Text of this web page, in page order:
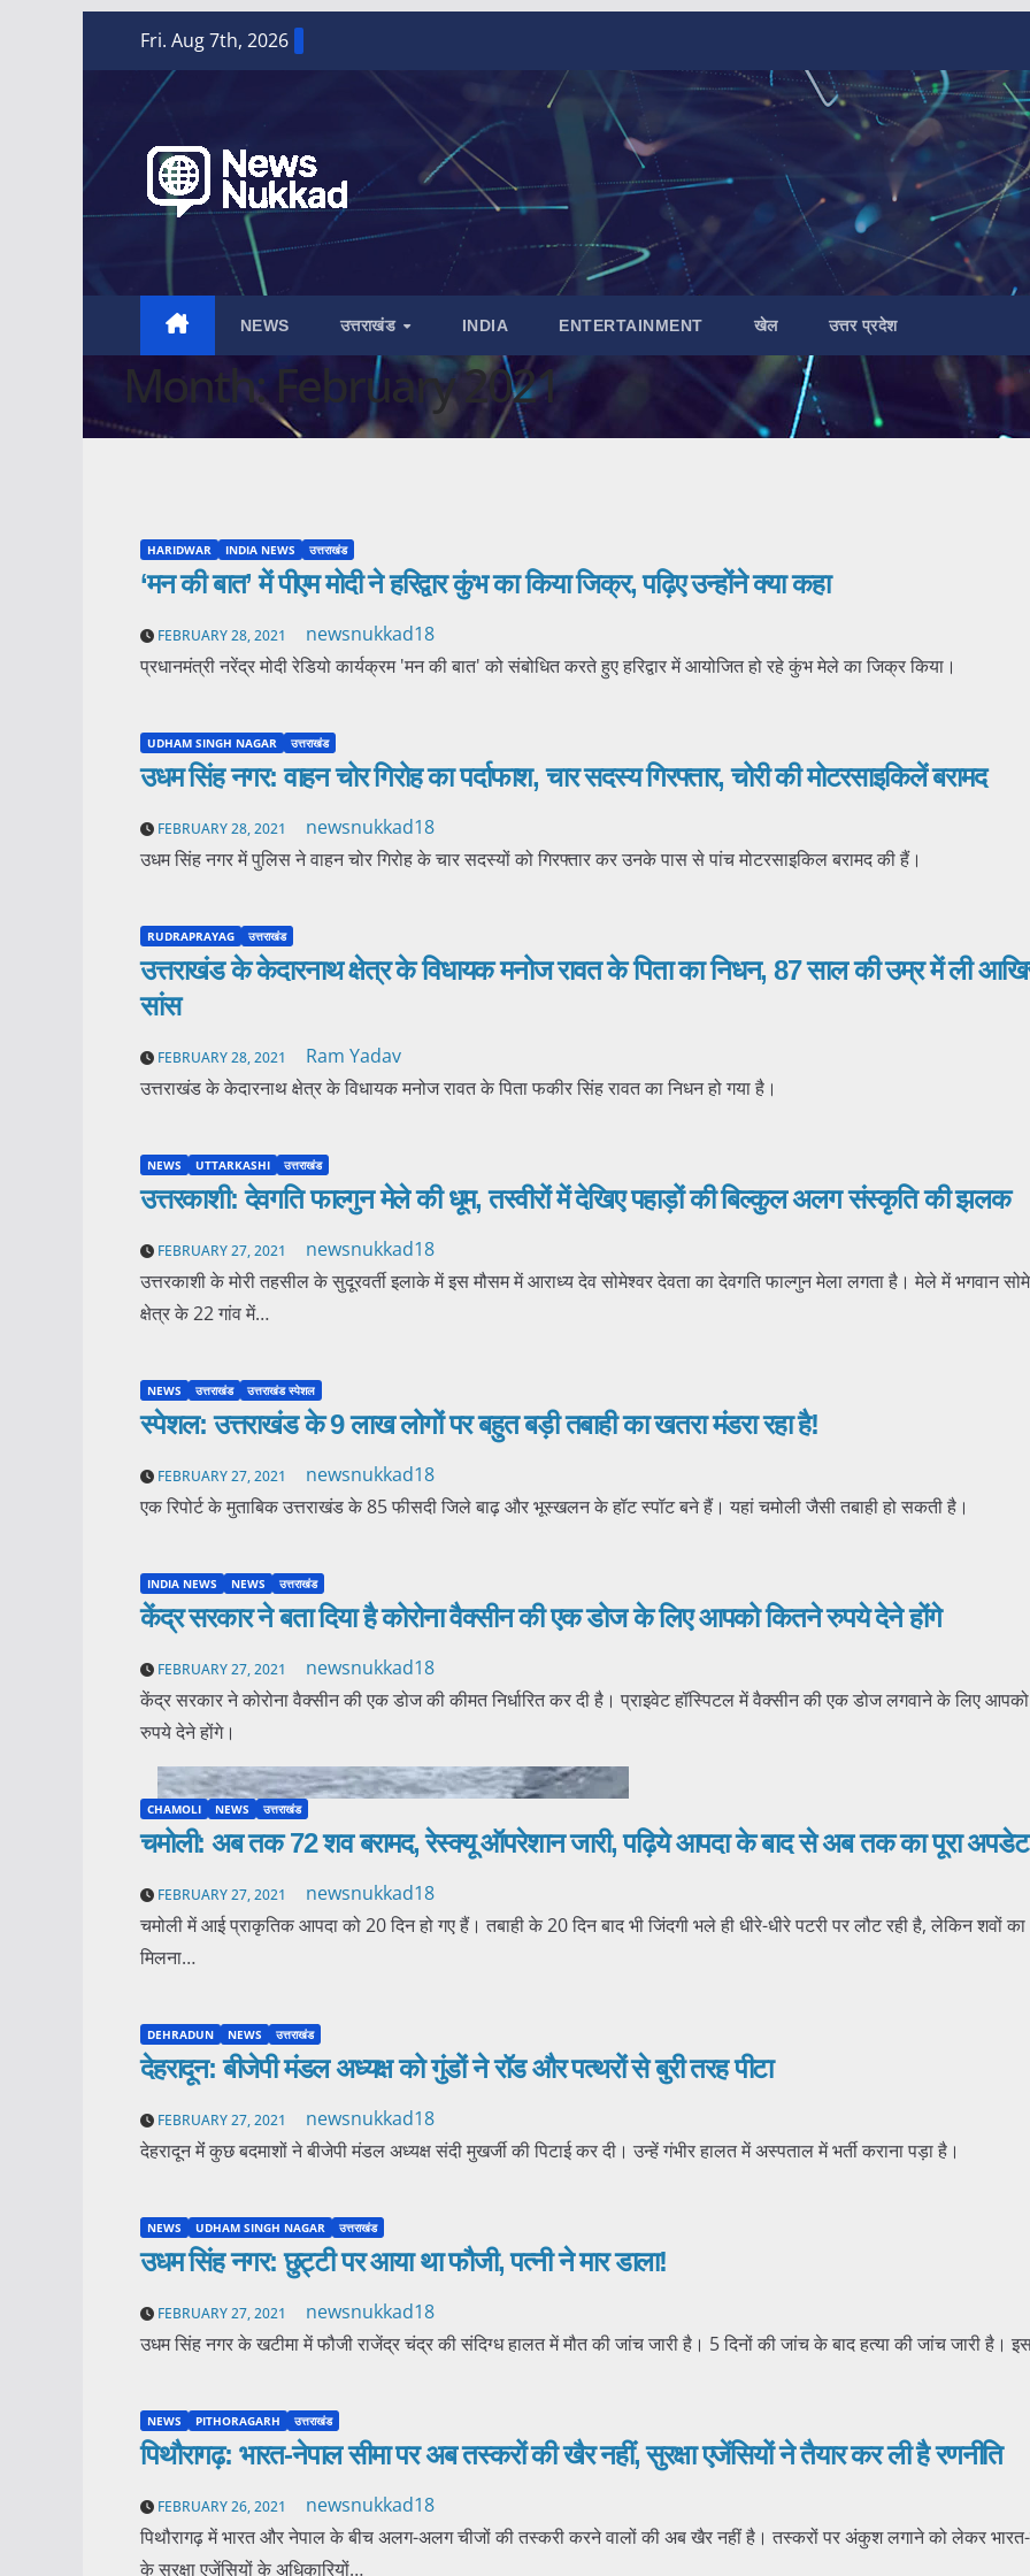
Fri. Aug 7th, 2026
NEWS उत्तराखंड INDIA ENTERTAINMENT खेल उत्तर प्रदेश
Month:February 2021
HARIDWAR INDIA NEWS उत्तराखंड
‘मन की बात’ में पीएम मोदी ने हरिद्वार कुंभ का किया जिक्र, पढ़िए उन्होंने क्या कहा
FEBRUARY 28, 2021
newsnukkad18
प्रधानमंत्री नरेंद्र मोदी रेडियो कार्यक्रम 'मन की बात' को संबोधित करते हुए हरिद्वार में आयोजित हो रहे कुंभ मेले का जिक्र किया।
UDHAM SINGH NAGAR उत्तराखंड
उधम सिंह नगर: वाहन चोर गिरोह का पर्दाफाश, चार सदस्य गिरफ्तार, चोरी की मोटरसाइकिलें बरामद
FEBRUARY 28, 2021
newsnukkad18
उधम सिंह नगर में पुलिस ने वाहन चोर गिरोह के चार सदस्यों को गिरफ्तार कर उनके पास से पांच मोटरसाइकिल बरामद की हैं।
RUDRAPRAYAG उत्तराखंड
उत्तराखंड के केदारनाथ क्षेत्र के विधायक मनोज रावत के पिता का निधन, 87 साल की उम्र में ली
सांस
FEBRUARY 28, 2021
Ram Yadav
उत्तराखंड के केदारनाथ क्षेत्र के विधायक मनोज रावत के पिता फकीर सिंह रावत का निधन हो गया है।
NEWS UTTARKASHI उत्तराखंड
उत्तरकाशी: देवगति फाल्गुन मेले की धूम, तस्वीरों में देखिए पहाड़ों की बिल्कुल अलग संस्कृति की झलक
FEBRUARY 27, 2021
newsnukkad18
उत्तरकाशी के मोरी तहसील के सुदूरवर्ती इलाके में इस मौसम में आराध्य देव सोमेश्वर देवता का देवगति फाल्गुन मेला लगता है। मेले में भगवान
क्षेत्र के 22 गांव में…
NEWS उत्तराखंड उत्तराखंड स्पेशल
स्पेशल: उत्तराखंड के 9 लाख लोगों पर बहुत बड़ी तबाही का खतरा मंडरा रहा है!
FEBRUARY 27, 2021
newsnukkad18
एक रिपोर्ट के मुताबिक उत्तराखंड के 85 फीसदी जिले बाढ़ और भूस्खलन के हॉट स्पॉट बने हैं। यहां चमोली जैसी तबाही हो सकती है।
INDIA NEWS NEWS उत्तराखंड
केंद्र सरकार ने बता दिया है कोरोना वैक्सीन की एक डोज के लिए आपको कितने रुपये देने होंगे
FEBRUARY 27, 2021
newsnukkad18
केंद्र सरकार ने कोरोना वैक्सीन की एक डोज की कीमत निर्धारित कर दी है। प्राइवेट हॉस्पिटल में वैक्सीन की एक डोज लगवाने के लिए
रुपये देने होंगे।
CHAMOLI NEWS उत्तराखंड
चमोली: अब तक 72 शव बरामद, रेस्क्यू ऑपरेशान जारी, पढ़िये आपदा के बाद से अब तक का पूरा अपडेट
FEBRUARY 27, 2021
newsnukkad18
चमोली में आई प्राकृतिक आपदा को 20 दिन हो गए हैं। तबाही के 20 दिन बाद भी जिंदगी भले ही धीरे-धीरे पटरी पर लौट रही है, लेकिन शवों का
मिलना…
DEHRADUN NEWS उत्तराखंड
देहरादून: बीजेपी मंडल अध्यक्ष को गुंडों ने रॉड और पत्थरों से बुरी तरह पीटा
FEBRUARY 27, 2021
newsnukkad18
देहरादून मेंं कुछ बदमाशों ने बीजेपी मंडल अध्यक्ष संदी मुखर्जी की पिटाई कर दी। उन्हें गंभीर हालत में अस्पताल में भर्ती कराना पड़ा है।
NEWS UDHAM SINGH NAGAR उत्तराखंड
उधम सिंह नगर: छुट्टी पर आया था फौजी, पत्नी ने मार डाला!
FEBRUARY 27, 2021
newsnukkad18
उधम सिंह नगर के खटीमा में फौजी राजेंद्र चंद्र की संदिग्ध हालत में मौत की जांच जारी है। 5 दिनों की जांच के बाद हत्या की जांच जारी है।
NEWS PITHORAGARH उत्तराखंड
पिथौरागढ़: भारत-नेपाल सीमा पर अब तस्करों की खैर नहीं, सुरक्षा एजेंसियों ने तैयार कर ली है रणनीति
FEBRUARY 26, 2021
newsnukkad18
पिथौरागढ़ में भारत और नेपाल के बीच अलग-अलग चीजों की तस्करी करने वालों की अब खैर नहीं है। तस्करों पर अंकुश लगाने को लेकर
के सुरक्षा एजेंसियों के अधिकारियों…